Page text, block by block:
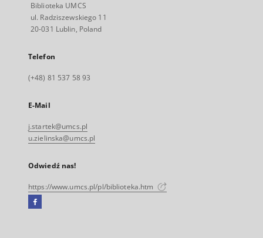
Biblioteka UMCS
ul. Radziszewskiego 11
20-031 Lublin, Poland
Telefon
(+48) 81 537 58 93
E-Mail
j.startek@umcs.pl
u.zielinska@umcs.pl
Odwiedź nas!
https://www.umcs.pl/pl/biblioteka.htm
Facebook